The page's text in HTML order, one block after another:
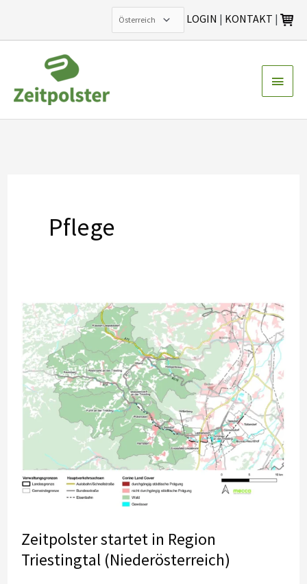
LOGIN | KONTAKT |
springen
Pflege
Zeitpolster startet in Region
Triestingtal (Niederösterreich)